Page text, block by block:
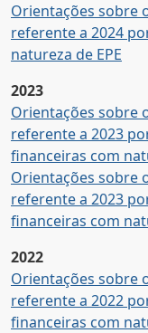
Orientações sobre
referente a 2024
natureza de EPE
2023
Orientações sobre
referente a 2023
financeiras com
Orientações sobre
referente a 2023
financeiras com
2022
Orientações sobre
referente a 2022
financeiras com